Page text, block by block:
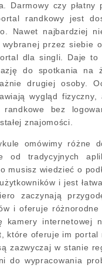
Darmowy czy
randkowy jest
Nawet najbardziej
wybranej przez siebie
dla singli. Daje to
do spotkania na
drugiej osoby.
wygląd
bez
znajomości.
omówimy różne
od tradycyjnych
musisz wiedzieć o
i jest
zaczynają
i oferuje
kamery internetowej
które oferuje im portal
zazwyczaj w stanie
do wypracowania